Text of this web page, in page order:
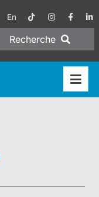
En
Recherche